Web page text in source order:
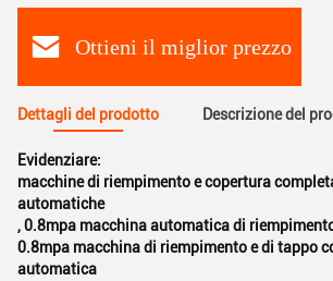
Ottieni il miglior prezzo
Dettagli del prodotto Descrizione del
Evidenziare:
macchine di riempimento e copertura
automatiche
,0.8mpa macchina automatica di
0.8mpa macchina di riempimento e di tappo
automatica